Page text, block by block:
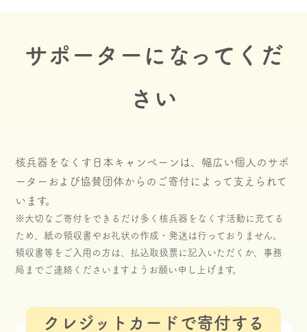
サポーターになってくだ
さい
核兵器をなくす日本キャンペーンは、幅広い個人のサポ
ーターおよび協賛団体からのご寄付によって支えられて
います。
※大切なご寄付をできるだけ多く核兵器をなくす活動に充てる
ため、紙の領収書やお礼状の作成・発送は行っておりません。
領収書等をご入用の方は、払込取扱票に記入いただくか、事務
局までご連絡くださいますようお願い申し上げます。
クレジットカードで寄付する